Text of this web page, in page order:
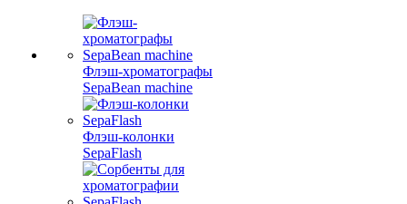
Флэш-хроматографы
SepaBean machine
Флэш-колонки
SepaFlash